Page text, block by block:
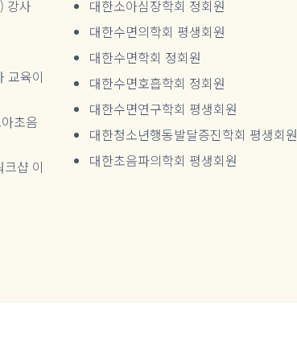
강사
교육이
초음
샵 이
대한소아심장학회 정회원
대한수면의학회 평생회원
대한수면학회 정회원
대한수면호흡학회 정회원
대한수면연구학회 평생회원
대한청소년행동발달증진학회 평생회원
대한초음파의학회 평생회원